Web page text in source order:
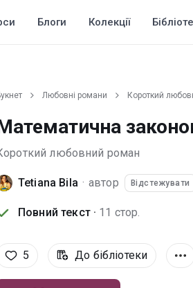
Блоги Колекції
Любовні романи Короткий
любовний роман
Tetiana Bila · автор Відстежувати
Повний текст · 11 стор.
5 До бібліотеки